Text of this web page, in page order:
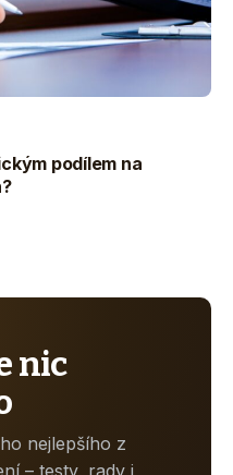
podílem na
nic
nejlepšího z